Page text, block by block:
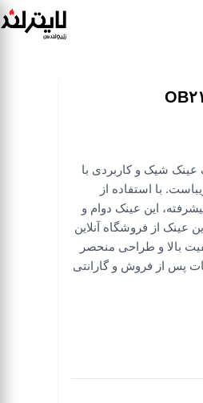
عینک شیک و کاربردی با
با استفاده از
این عینک دوام و
عینک از فروشگاه آنلاین
بالا و طراحی منحصر
پس از فروش و گارانتی